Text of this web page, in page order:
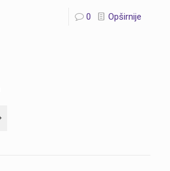
0 Opširnije